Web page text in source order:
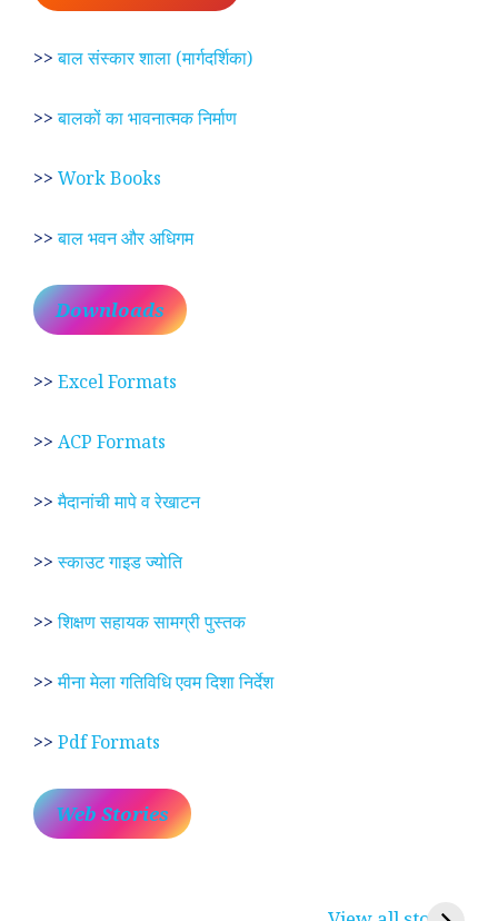
>>बाल संस्कार शाला (मार्गदर्शिका)
>>बालकों का भावनात्मक निर्माण
>> Work Books
>>बाल भवन और अधिगम
Downloads
>> Excel Formats
>> ACP Formats
>>मैदानांची मापे व रेखाटन
>>स्काउट गाइड ज्योति
>>शिक्षण सहायक सामग्री पुस्तक
>>मीना मेला गतिविधि एवम दिशा निर्देश
>> Pdf Formats
Web Stories
रामसा पीर, रुणेचा रा